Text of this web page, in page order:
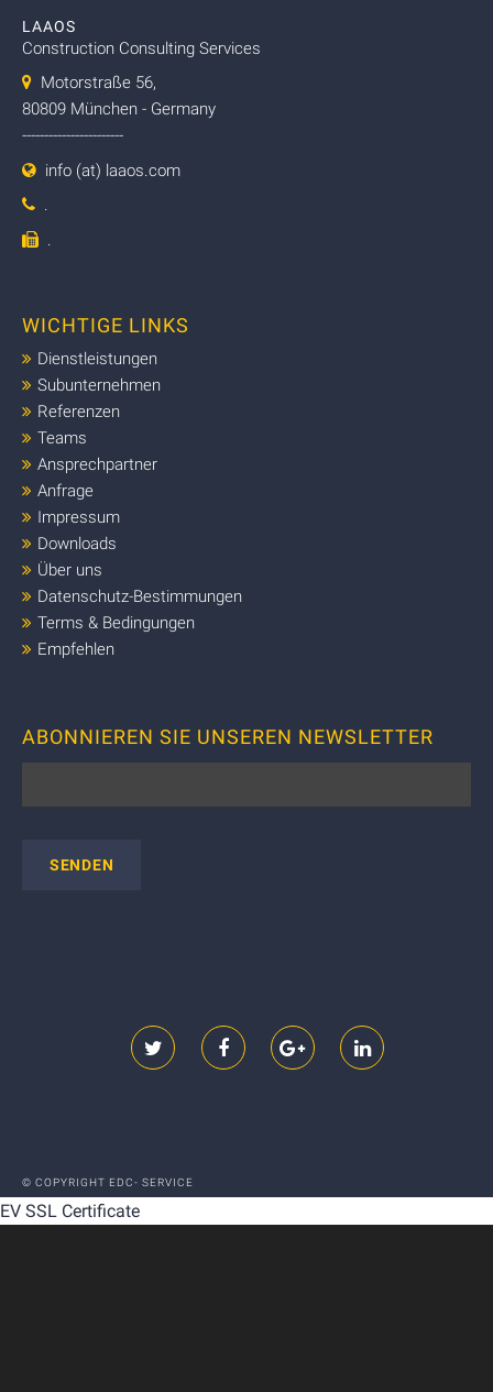
LAAOS
Construction Consulting Services
Motorstraße 56,
80809 München - Germany
-----------------------
info (at) laaos.com
.
.
WICHTIGE LINKS
Dienstleistungen
Subunternehmen
Referenzen
Teams
Ansprechpartner
Anfrage
Impressum
Downloads
Über uns
Datenschutz-Bestimmungen
Terms & Bedingungen
Empfehlen
ABONNIEREN SIE UNSEREN NEWSLETTER
© COPYRIGHT EDC- SERVICE
EV SSL Certificate